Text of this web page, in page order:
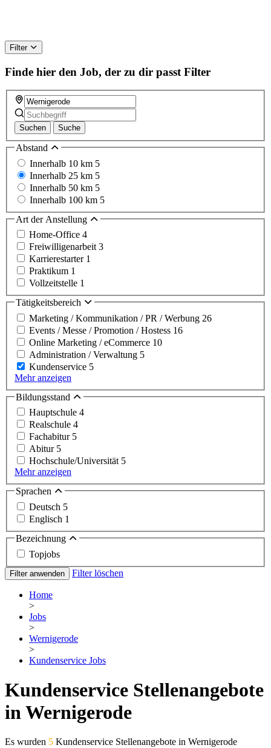
Filter
Finde hier den Job, der zu dir passt Filter
Suchen Suche
Abstand
Innerhalb 10 km 5
Innerhalb 25 km 5
Innerhalb 50 km 5
Innerhalb 100 km 5
Art der Anstellung
Home-Office 4
Freiwilligenarbeit 3
Karrierestarter 1
Praktikum 1
Vollzeitstelle 1
Tätigkeitsbereich
Marketing / Kommunikation / PR / Werbung 26
Events / Messe / Promotion / Hostess 16
Online Marketing / eCommerce 10
Administration / Verwaltung 5
Kundenservice 5
Mehr anzeigen
Bildungsstand
Hauptschule 4
Realschule 4
Fachabitur 5
Abitur 5
Hochschule/Universität 5
Mehr anzeigen
Sprachen
Deutsch 5
Englisch 1
Bezeichnung
Topjobs
Filter anwenden Filter löschen
Home
>
Jobs
>
Wernigerode
>
Kundenservice Jobs
Kundenservice Stellenangebote
in Wernigerode
Es wurden 5 Kundenservice Stellenangebote in Wernigerode